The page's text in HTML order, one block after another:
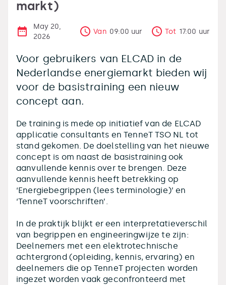
markt)
May 20,
2026
Van 09:00 uur Tot 17:00 uur
Voor gebruikers van ELCAD in de
Nederlandse energiemarkt bieden wij
voor de basistraining een nieuw
concept aan.
De training is mede op initiatief van de ELCAD
applicatie consultants en TenneT TSO NL tot
stand gekomen. De doelstelling van het nieuwe
concept is om naast de basistraining ook
aanvullende kennis over te brengen. Deze
aanvullende kennis heeft betrekking op
‘Energiebegrippen (lees terminologie)’ en
‘TenneT voorschriften’.
In de praktijk blijkt er een interpretatieverschil
van begrippen en engineeringwijze te zijn:
Deelnemers met een elektrotechnische
achtergrond (opleiding, kennis, ervaring) en
deelnemers die op TenneT projecten worden
ingezet worden vaak geconfronteerd met